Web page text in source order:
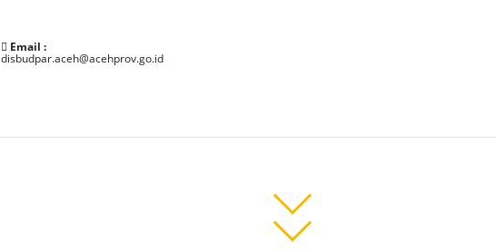
Email :
disbudpar.aceh@acehprov.go.id